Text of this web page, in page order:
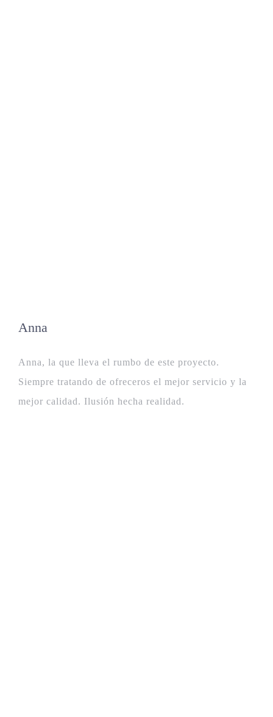
Anna
Anna, la que lleva el rumbo de este proyecto.
Siempre tratando de ofreceros el mejor servicio y la
mejor calidad. Ilusión hecha realidad.